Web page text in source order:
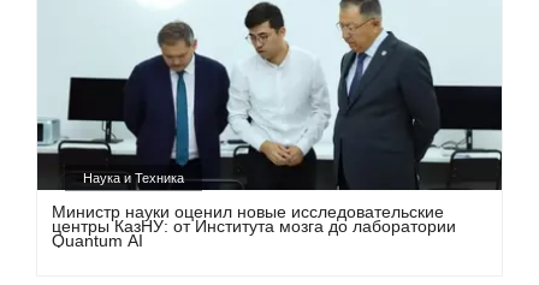
Наука и Техника
Министр науки оценил новые исследовательские
центры КазНУ: от Института мозга до лаборатории
Quantum AI